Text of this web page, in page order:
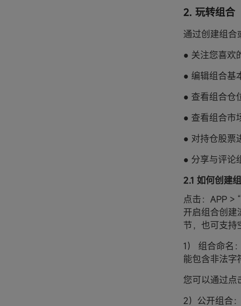
2. 玩转组合
通过创建组合
● 关注您喜欢
● 编辑组合基
● 查看组合仓
● 查看组合市
● 对持仓股票
● 分享与评论
2.1 如何创建
点击：APP >
开启组合创建
节，也可支持
1） 组合命名
能包含非法字
您可以通过点
2）公开组合